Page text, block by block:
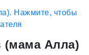
(мама Алла)